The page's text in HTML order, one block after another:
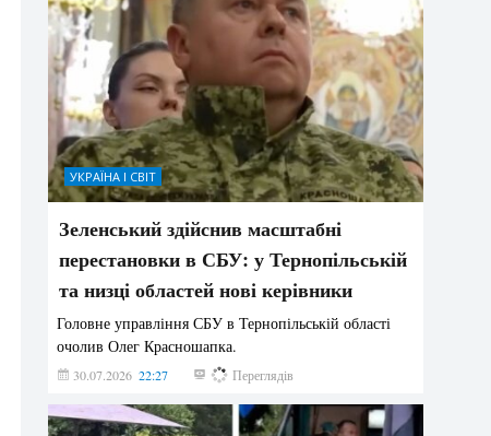
УКРАЇНА І СВІТ
Зеленський здійснив масштабні
перестановки в СБУ: у Тернопільській
та низці областей нові керівники
Головне управління СБУ в Тернопільській області
очолив Олег Красношапка.
30.07.2026 22:27 630 Переглядів